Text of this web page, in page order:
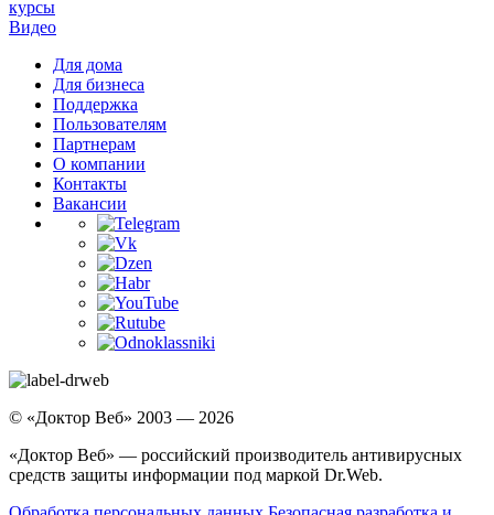
курсы
Видео
Для дома
Для бизнеса
Поддержка
Пользователям
Партнерам
О компании
Контакты
Вакансии
© «Доктор Веб» 2003 — 2026
«Доктор Веб» — российский производитель антивирусных
средств защиты информации под маркой Dr.Web.